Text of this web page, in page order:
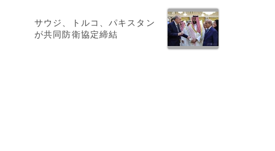
サウジ、トルコ、パキスタン
が共同防衛協定締結